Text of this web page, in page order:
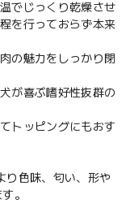
でじっくり乾燥させ
を行っておらず本来
の魅力をしっかり閉
が喜ぶ嗜好性抜群の
トッピングにもおす
り色味、匂い、形や
。